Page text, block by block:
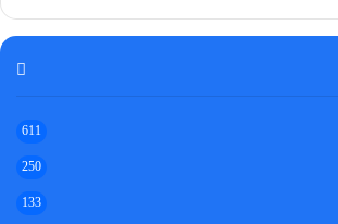
611
250
133